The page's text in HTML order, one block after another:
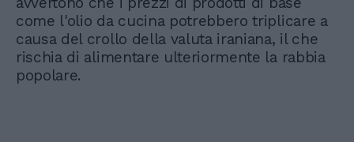
come l'olio da cucina potrebbero triplicare a
causa del crollo della valuta iraniana, il che
rischia di alimentare ulteriormente la rabbia
popolare.